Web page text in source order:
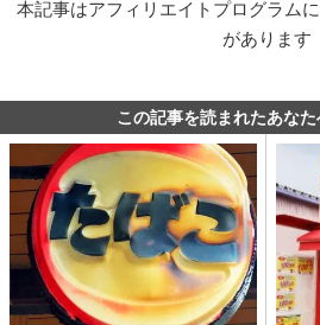
本記事はアフィリエイトプログラム
があります
この記事を読まれたあな